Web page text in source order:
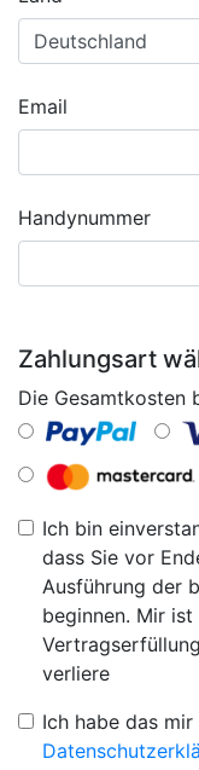
Email
Handynummer
Zahlungsart
Die Gesamtkosten
Ich bin
dass Sie vor
Ausführung der
beginnen. Mir
verliere
Ich habe das